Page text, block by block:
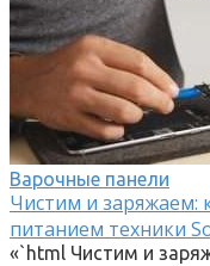
Варочные панели
Чистим и заряжаем:
питанием техники
«`html Чистим и